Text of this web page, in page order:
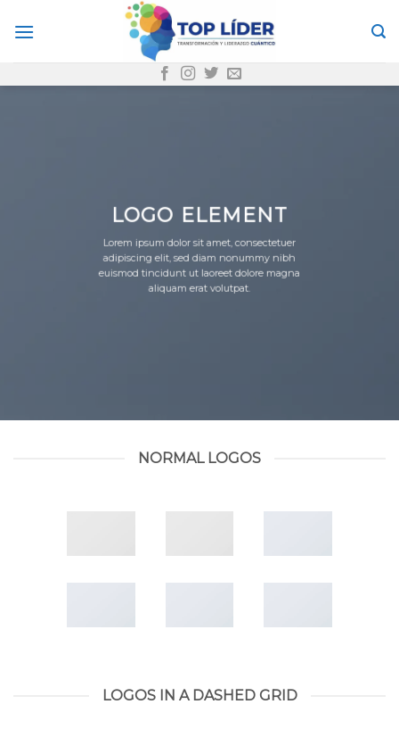
LOGO ELEMENT
Lorem ipsum dolor sit amet, consectetuer
adipiscing elit, sed diam nonummy nibh
euismod tincidunt ut laoreet dolore magna
aliquam erat volutpat.
NORMAL LOGOS
LOGOS IN A DASHED GRID